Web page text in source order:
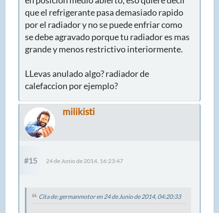
que el refrigerante pasa demasiado rapido
por el radiador y no se puede enfriar como
se debe agravado porque tu radiador es mas
grande y menos restrictivo interiormente.
LLevas anulado algo? radiador de
calefaccion por ejemplo?
milikisti
#15 24 de Junio de 2014, 16:23:47
Cita de: germanmotor en 24 de Junio de 2014, 04:20:33